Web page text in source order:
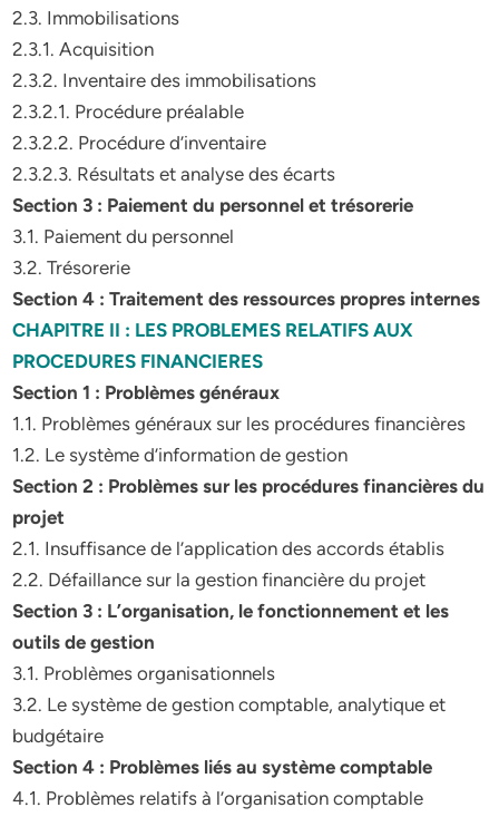
2.3. Immobilisations
2.3.1. Acquisition
2.3.2. Inventaire des immobilisations
2.3.2.1. Procédure préalable
2.3.2.2. Procédure d’inventaire
2.3.2.3. Résultats et analyse des écarts
Section 3 : Paiement du personnel et trésorerie
3.1. Paiement du personnel
3.2. Trésorerie
Section 4 : Traitement des ressources propres internes
CHAPITRE II : LES PROBLEMES RELATIFS AUX
PROCEDURES FINANCIERES
Section 1 : Problèmes généraux
1.1. Problèmes généraux sur les procédures financières
1.2. Le système d’information de gestion
Section 2 : Problèmes sur les procédures financières du
projet
2.1. Insuffisance de l’application des accords établis
2.2. Défaillance sur la gestion financière du projet
Section 3 : L’organisation, le fonctionnement et les
outils de gestion
3.1. Problèmes organisationnels
3.2. Le système de gestion comptable, analytique et
budgétaire
Section 4 : Problèmes liés au système comptable
4.1. Problèmes relatifs à l’organisation comptable